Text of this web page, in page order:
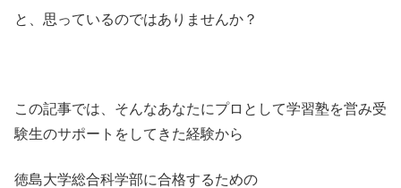
と、思っているのではありませんか？
この記事では、そんなあなたにプロとして学習塾を営み受
験生のサポートをしてきた経験から
徳島大学総合科学部に合格するための